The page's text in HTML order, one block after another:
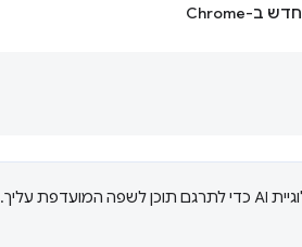
חדש ב-Chrome
‫Google משתמשת בטכנולוגיית AI כדי לתרגם תוכן לשפה המועדפת עליך.